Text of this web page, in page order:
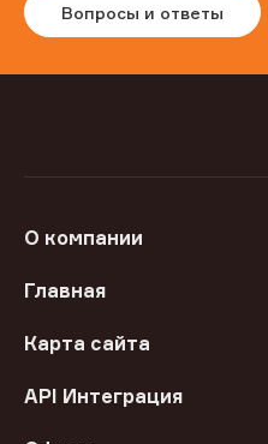
Вопросы и ответы
О компании
Главная
Карта сайта
API Интеграция